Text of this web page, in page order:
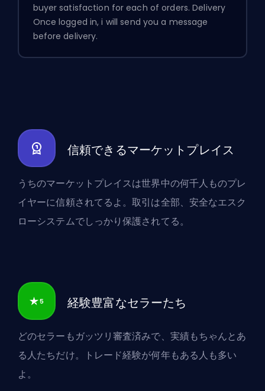
buyer satisfaction for each of orders. Delivery
Once logged in, i will send you a message
before delivery.
信頼できるマーケットプレイス
うちのマーケットプレイスは世界中の何千人ものプレ
イヤーに信頼されてるよ。取引は全部、安全なエスク
ローシステムでしっかり保護されてる。
経験豊富なセラーたち
どのセラーもガッツリ審査済みで、実績もちゃんとあ
る人たちだけ。トレード経験が何年もある人も多い
よ。